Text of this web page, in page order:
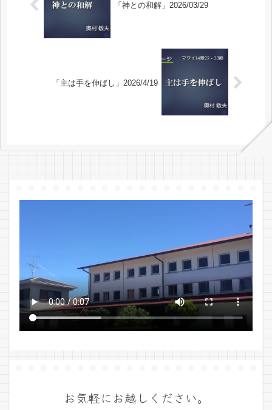
「神との和解」2026/03/29
「主は手を伸ばし」2026/4/19
お気軽にお越しください。